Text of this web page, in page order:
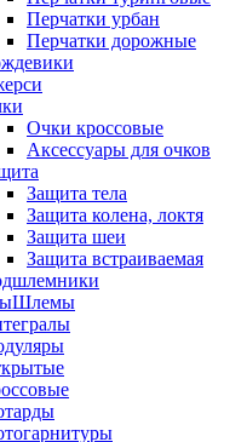
Перчатки урбан
Перчатки дорожные
Очки кроссовые
Аксессуары для очков
Защита тела
Защита колена, локтя
Защита шеи
Защита встраиваемая
Шлемы